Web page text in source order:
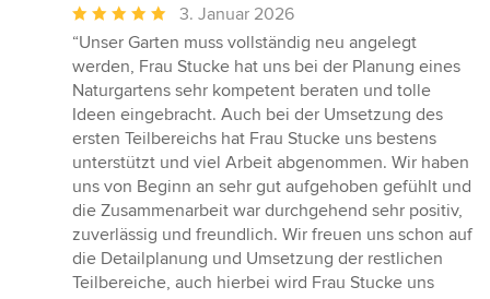
Durchschnittliche
Bewertung:
5
von
5
Sternen
3. Januar 2026
“Unser Garten muss vollständig neu angelegt
werden, Frau Stucke hat uns bei der Planung eines
Naturgartens sehr kompetent beraten und tolle
Ideen eingebracht. Auch bei der Umsetzung des
ersten Teilbereichs hat Frau Stucke uns bestens
unterstützt und viel Arbeit abgenommen. Wir haben
uns von Beginn an sehr gut aufgehoben gefühlt und
die Zusammenarbeit war durchgehend sehr positiv,
zuverlässig und freundlich. Wir freuen uns schon auf
die Detailplanung und Umsetzung der restlichen
Teilbereiche, auch hierbei wird Frau Stucke uns